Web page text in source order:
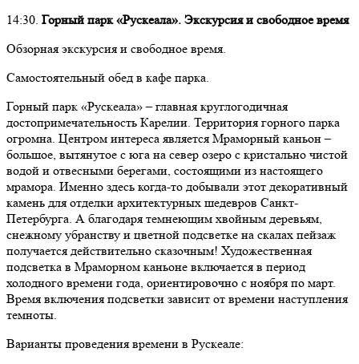
14:30. Горный парк «Рускеала». Экскурсия и свободное время
Обзорная экскурсия и свободное время.
Самостоятельный обед в кафе парка.
Горный парк «Рускеала» – главная круглогодичная
достопримечательность Карелии. Территория горного парка
огромна. Центром интереса является Мраморный каньон –
большое, вытянутое с юга на север озеро с кристально чистой
водой и отвесными берегами, состоящими из настоящего
мрамора. Именно здесь когда-то добывали этот декоративный
камень для отделки архитектурных шедевров Санкт-
Петербурга. А благодаря темнеющим хвойным деревьям,
снежному убранству и цветной подсветке на скалах пейзаж
получается действительно сказочным! Художественная
подсветка в Мраморном каньоне включается в период
холодного времени года, ориентировочно с ноября по март.
Время включения подсветки зависит от времени наступления
темноты.
Варианты проведения времени в Рускеале: